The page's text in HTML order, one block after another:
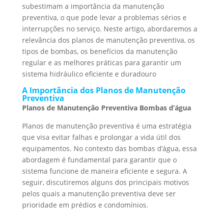
subestimam a importância da manutenção
preventiva, o que pode levar a problemas sérios e
interrupções no serviço. Neste artigo, abordaremos a
relevância dos planos de manutenção preventiva, os
tipos de bombas, os benefícios da manutenção
regular e as melhores práticas para garantir um
sistema hidráulico eficiente e duradouro
A Importância dos Planos de Manutenção
Preventiva
Planos de Manutenção Preventiva Bombas d’água
Planos de manutenção preventiva é uma estratégia
que visa evitar falhas e prolongar a vida útil dos
equipamentos. No contexto das bombas d’água, essa
abordagem é fundamental para garantir que o
sistema funcione de maneira eficiente e segura. A
seguir, discutiremos alguns dos principais motivos
pelos quais a manutenção preventiva deve ser
prioridade em prédios e condomínios.